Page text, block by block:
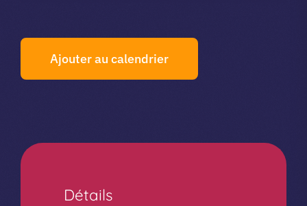
Ajouter au calendrier
Détails